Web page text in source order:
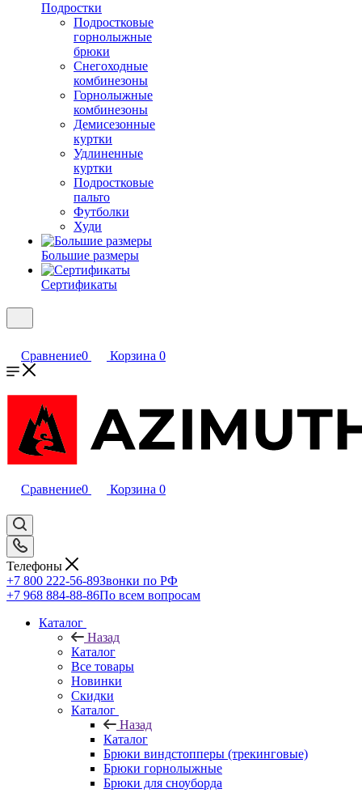
Подростки
Подростковые
горнолыжные
брюки
Снегоходные
комбинезоны
Горнолыжные
комбинезоны
Демисезонные
куртки
Удлиненные
куртки
Подростковые
пальто
Футболки
Худи
Большие размеры
Сертификаты
Сравнение0 Корзина 0
Сравнение0 Корзина 0
Телефоны
+7 800 222-56-89Звонки по РФ
+7 968 884-88-86По всем вопросам
Каталог
Назад
Каталог
Все товары
Новинки
Скидки
Каталог
Назад
Каталог
Брюки виндстопперы (трекинговые)
Брюки горнолыжные
Брюки для сноуборда